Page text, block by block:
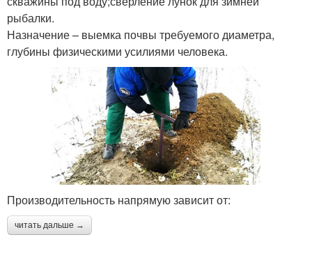
рыбалки.
Назначение – выемка почвы требуемого диаметра,
глубины физическими усилиями человека.
Производительность напрямую зависит от:
читать дальше →